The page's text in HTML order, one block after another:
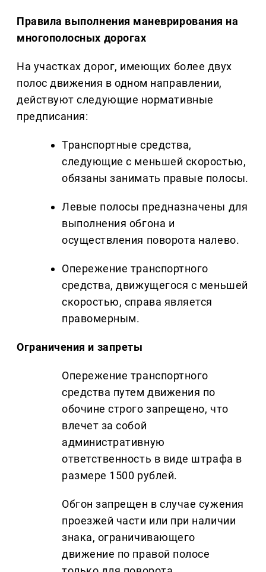
Правила выполнения маневрирования на
многополосных дорогах
На участках дорог, имеющих более двух
полос движения в одном направлении,
действуют следующие нормативные
предписания:
Транспортные средства,
следующие с меньшей скоростью,
обязаны занимать правые полосы.
Левые полосы предназначены для
выполнения обгона и
осуществления поворота налево.
Опережение транспортного
средства, движущегося с меньшей
скоростью, справа является
правомерным.
Ограничения и запреты
Опережение транспортного
средства путем движения по
обочине строго запрещено, что
влечет за собой
административную
ответственность в виде штрафа в
размере 1500 рублей.
Обгон запрещен в случае сужения
проезжей части или при наличии
знака, ограничивающего
движение по правой полосе